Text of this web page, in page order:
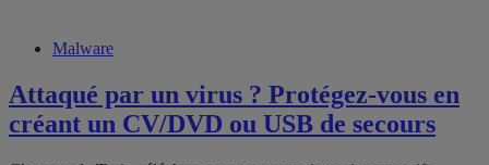
Malware
Attaqué par un virus ? Protégez-vous en
créant un CV/DVD ou USB de secours